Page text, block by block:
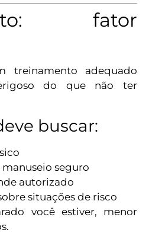
fator
treinamento adequado
do que não ter
buscar:
seguro
autorizado
situações de risco
você estiver, menor